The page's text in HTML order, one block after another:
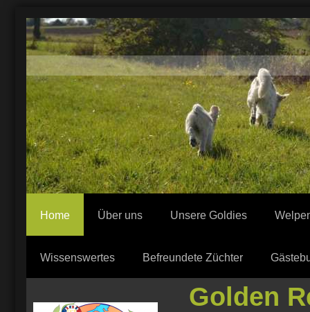
Home Über uns Unsere Goldies
Wissenswertes Befreundete Züchter
Golden